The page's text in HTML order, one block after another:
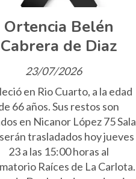
Ortencia Belén
Cabrera de Diaz
23/07/2026
en Rio Cuarto, a la edad
66 años. Sus restos son
en Nicanor López 75 Sala
trasladados hoy jueves
23 a las 15:00 horas al
Raíces de La Carlota.